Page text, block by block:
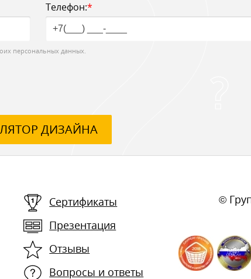
Телефон:*
персональных данных.
ДИЗАЙНА
Сертификаты
Презентация
Отзывы
Вопросы и ответы
©